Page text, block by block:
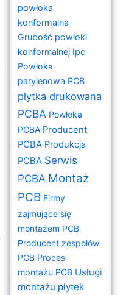
powłoka
konformalna
Grubość powłoki
konformalnej Ipc
Powłoka
parylenowa PCB
płytka drukowana
PCBA Powłoka
PCBA Producent
PCBA Produkcja
PCBA Serwis
PCBA Montaż
PCB Firmy
zajmujące się
montażem PCB
Producent zespołów
PCB Proces
montażu PCB Usługi
montażu płytek